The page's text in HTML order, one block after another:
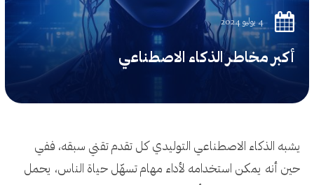
4 يوليو 2024
أكبر مخاطر الذكاء الاصطناعي
يشبه الذكاء الاصطناعي التوليدي كل تقدم تقني سبقه، ففي
حين أنه يمكن استخدامه لأداء مهام تسهّل حياة الناس، يحمل